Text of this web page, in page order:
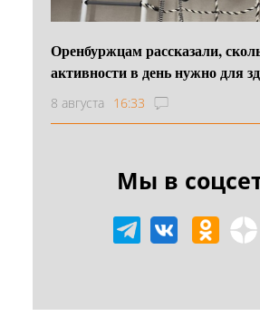
Оренбуржцам рассказали,
активности в день нужно для
8 августа 16:33
Мы в